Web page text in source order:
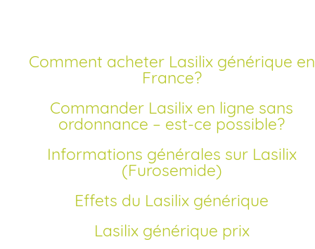
Comment acheter Lasilix générique en
France?
Commander Lasilix en ligne sans
ordonnance – est-ce possible?
Informations générales sur Lasilix
(Furosemide)
Effets du Lasilix générique
Lasilix générique prix